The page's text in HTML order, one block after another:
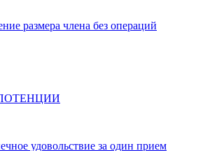
размера члена без операций
ПОТЕНЦИИ
удовольствие за один прием